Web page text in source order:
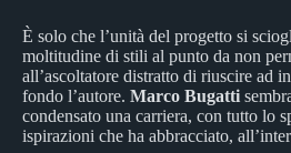
È solo che l’unità del progetto si
moltitudine di stili al punto da non
all’ascoltatore distratto di riuscire ad
fondo l’autore. Marco Bugatti
condensato una carriera, con tutto lo
ispirazioni che ha abbracciato,